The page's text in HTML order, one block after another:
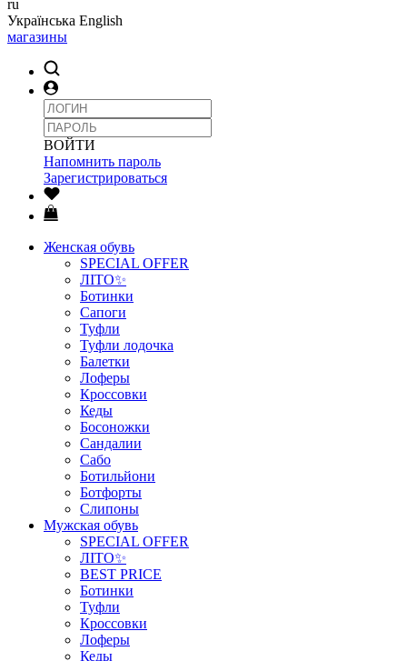
ru
Українська English
магазины
ВОЙТИ
Напомнить пароль
Зарегистрироваться
Женская обувь
SPECIAL OFFER
ЛІТО✨
Ботинки
Сапоги
Туфли
Туфли лодочка
Балетки
Лоферы
Кроссовки
Кеды
Босоножки
Сандалии
Сабо
Ботильйони
Ботфорты
Слипоны
Мужская обувь
SPECIAL OFFER
ЛІТО✨
BEST PRICE
Ботинки
Туфли
Кроссовки
Лоферы
Кеды